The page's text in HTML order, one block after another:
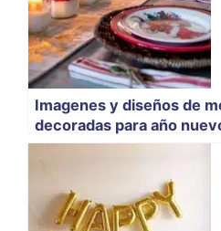
Imagenes y diseños de
decoradas para año